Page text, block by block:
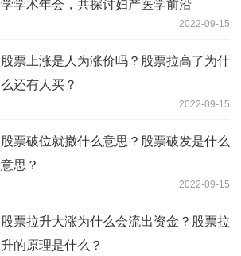
学学术年会，共探讨妇产医学前沿
2022-09-15
股票上涨是人为涨价吗？股票拉高了为什
么还有人买？
2022-09-15
股票破位就撤什么意思？股票破发是什么
意思？
2022-09-15
股票拉升大涨为什么会流出资金？股票拉
升的原理是什么？